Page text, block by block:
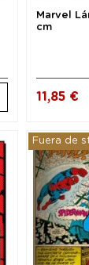
Marvel
cm
11,85 €
Fuera de